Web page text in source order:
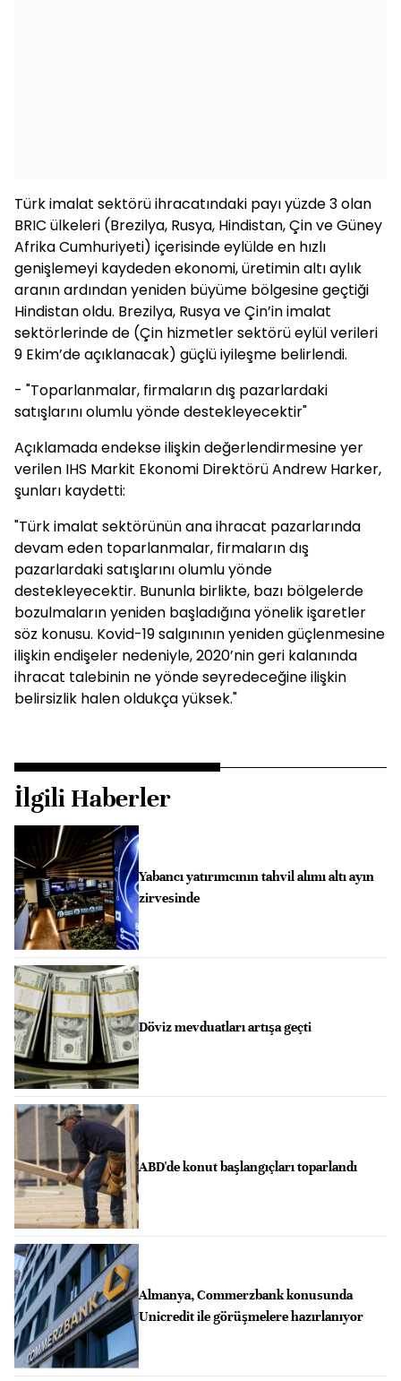
Türk imalat sektörü ihracatındaki payı yüzde 3 olan
BRIC ülkeleri (Brezilya, Rusya, Hindistan, Çin ve Güney
Afrika Cumhuriyeti) içerisinde eylülde en hızlı
genişlemeyi kaydeden ekonomi, üretimin altı aylık
aranın ardından yeniden büyüme bölgesine geçtiği
Hindistan oldu. Brezilya, Rusya ve Çin’in imalat
sektörlerinde de (Çin hizmetler sektörü eylül verileri
9 Ekim’de açıklanacak) güçlü iyileşme belirlendi.
- "Toparlanmalar, firmaların dış pazarlardaki
satışlarını olumlu yönde destekleyecektir"
Açıklamada endekse ilişkin değerlendirmesine yer
verilen IHS Markit Ekonomi Direktörü Andrew Harker,
şunları kaydetti:
"Türk imalat sektörünün ana ihracat pazarlarında
devam eden toparlanmalar, firmaların dış
pazarlardaki satışlarını olumlu yönde
destekleyecektir. Bununla birlikte, bazı bölgelerde
bozulmaların yeniden başladığına yönelik işaretler
söz konusu. Kovid-19 salgınının yeniden güçlenmesine
ilişkin endişeler nedeniyle, 2020’nin geri kalanında
ihracat talebinin ne yönde seyredeceğine ilişkin
belirsizlik halen oldukça yüksek."
İlgili Haberler
Yabancı yatırımcının tahvil alımı altı ayın
zirvesinde
Döviz mevduatları artışa geçti
ABD'de konut başlangıçları toparlandı
Almanya, Commerzbank konusunda
Unicredit ile görüşmelere hazırlanıyor